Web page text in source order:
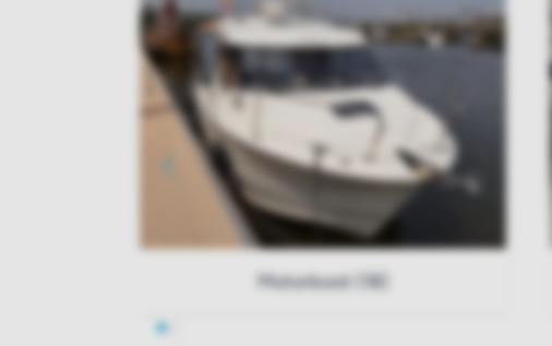
Motorboot (18)